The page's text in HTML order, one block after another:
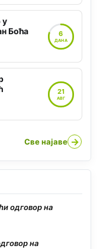
у
Боћа
6
ДАНА
21
АВГ
Све најаве →
одговор на
на